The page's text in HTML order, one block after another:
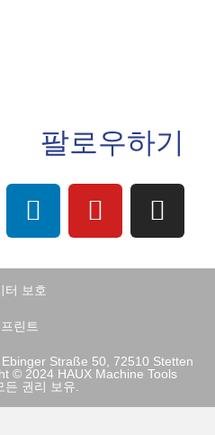
팔로우하기
터 보호
린트
Straße 50, 72510 Stetten
© 2024 HAUX Machine Tools
든 권리 보유.